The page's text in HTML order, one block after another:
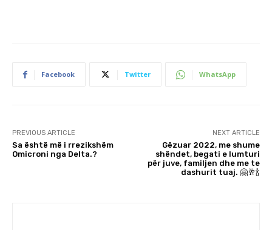
Facebook Twitter WhatsApp
PREVIOUS ARTICLE
Sa është më i rrezikshëm
Omicroni nga Delta.?
NEXT ARTICLE
Gëzuar 2022, me shume
shëndet, begati e lumturi
për juve, familjen dhe me te
dashurit tuaj. 🤗🥂🍾